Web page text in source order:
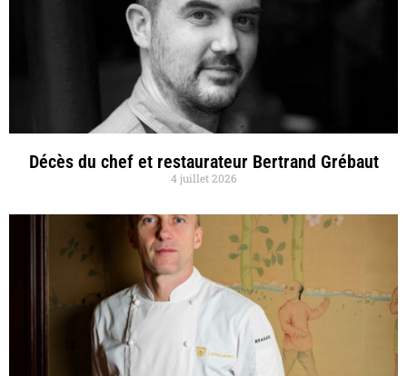
Décès du chef et restaurateur Bertrand Grébaut
4 juillet 2026